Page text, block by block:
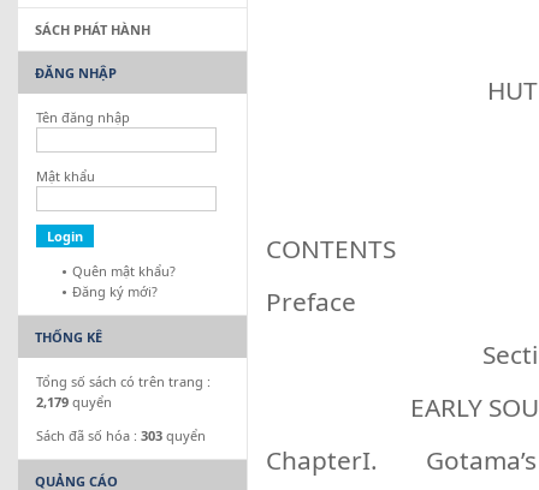
CONTENTS
Preface
EARLY
ChapterI. Gotama’s
SÁCH PHÁT HÀNH
ĐĂNG NHẬP
Tên đăng nhập
Mật khẩu
Quên mật khẩu?
Đăng ký mới?
THỐNG KÊ
Tổng số sách có trên trang :
2,179 quyển
Sách đã số hóa : 303 quyển
QUẢNG CÁO